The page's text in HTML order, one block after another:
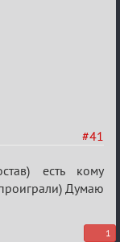
#41
есть кому
Думаю
1